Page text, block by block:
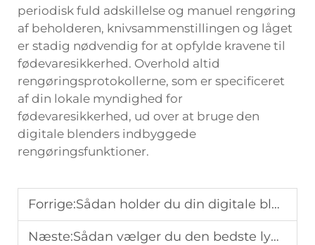
periodisk fuld adskillelse og manuel rengøring
af beholderen, knivsammenstillingen og låget
er stadig nødvendig for at opfylde kravene til
fødevaresikkerhed. Overhold altid
rengøringsprotokollerne, som er specificeret
af din lokale myndighed for
fødevaresikkerhed, ud over at bruge den
digitale blenders indbyggede
rengøringsfunktioner.
Forrige:Sådan holder du din digitale blender i topform
Næste:Sådan vælger du den bedste lydisolerede blender uden at ofre effekt